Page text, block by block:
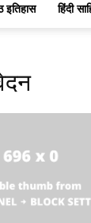
इतिहास हिंदी